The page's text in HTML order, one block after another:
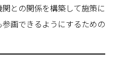
との関係を構築して施策に
画できるようにするための